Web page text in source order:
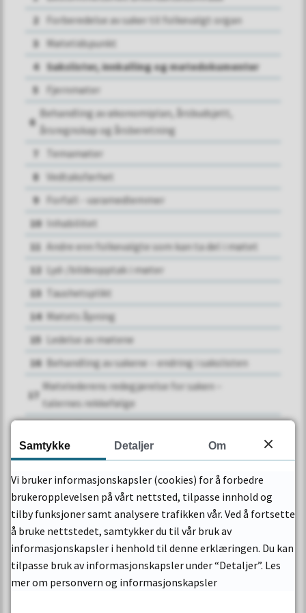
2
Forberedelse av saker til folkevalgt organ
3
Møtetidspunkt
4 Sakslister, innkalling og møtedokumenter
5
Fjernmøter
6
Behandling av økonomiplan, årsbudsjett,
årsregnskap og årsberetning
7
Temamøter
8
Vedtaksførhet
9
Forfall - varamedlemmer
10 Inhabilitet
11 Andre enn folkevalgte som kan ta del i møtet
12 Lyd-/bildeopptak i møter
13
Taushetsplikt
14 Møtets åpning
15 Ledelse av møtene
16 Behandling av sakene – endring i sakslisten
17
Møtelederens redegjørelse for saken –
talernes rekkefølge
19 Møtelederens stilling under ordskiftet
20
Avgrensing og avslutning av ordskiftet
21 Forslag
22 Avstemning
Prøveavstemning
24 Stemmemåten
25 Spørsmål og interpellasjoner
Samtykke Detaljer Om
Vi bruker informasjonskapsler (cookies) for å forbedre
brukeropplevelsen på vårt nettsted, tilpasse innhold og
tilby funksjoner samt analysere trafikken vår. Ved å fortsette
å bruke nettstedet, samtykker du til vår bruk av
informasjonskapsler i henhold til denne erklæringen. Du kan
tilpasse bruk av informasjonskapsler under “Detaljer”. Les
mer om personvern og informasjonskapsler